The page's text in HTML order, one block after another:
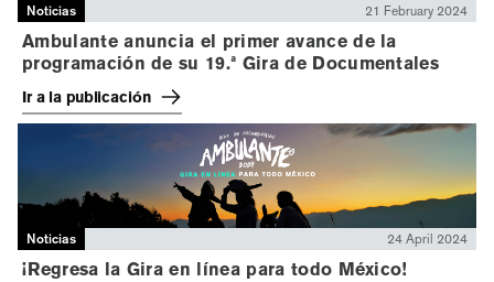
Noticias 21 February 2024
Ambulante anuncia el primer avance de la
programación de su 19.ª Gira de Documentales
Ir a la publicación
Noticias 24 April 2024
¡Regresa la Gira en línea para todo México!